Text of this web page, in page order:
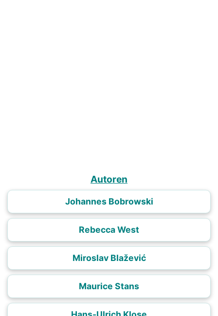
Autoren
Johannes Bobrowski
Rebecca West
Miroslav Blažević
Maurice Stans